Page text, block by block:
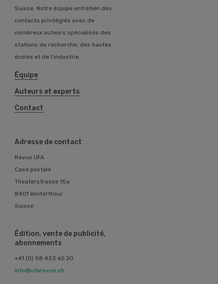
Suisse. Notre équipe entretien des
contacts privilégiés avec de
nombreux auteurs spécialisés des
stations de recherche, des hautes
écoles et de l’industrie.
Équipe
Auteurs et experts
Contact
Adresse de contact
Revue UFA
Case postale
Theaterstrasse 15a
8401 Winterthour
Suisse
Édition, vente de publicité,
abonnements
+41 (0) 58 433 65 20
info@ufarevue.ch